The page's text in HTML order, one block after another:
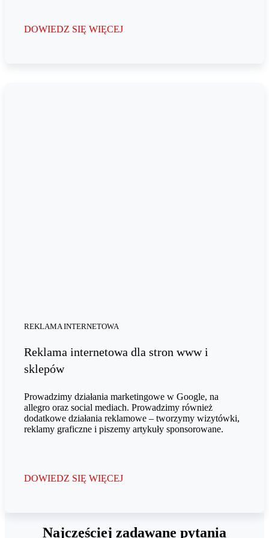
DOWIEDZ SIĘ WIĘCEJ
REKLAMA INTERNETOWA
Reklama internetowa dla stron www i
sklepów
Prowadzimy działania marketingowe w Google, na
allegro oraz social mediach. Prowadzimy również
dodatkowe działania reklamowe – tworzymy wizytówki,
reklamy graficzne i piszemy artykuły sponsorowane.
DOWIEDZ SIĘ WIĘCEJ
Najczęściej zadawane pytania